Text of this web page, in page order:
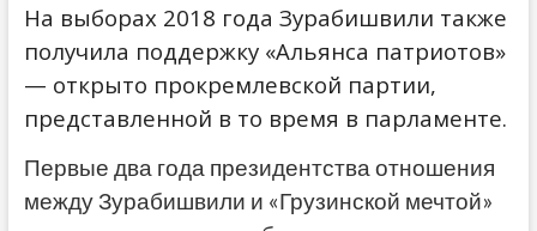
На выборах 2018 года Зурабишвили также
получила поддержку «Альянса патриотов»
— открыто прокремлевской партии,
представленной в то время в парламенте.
Первые два года президентства отношения
между Зурабишвили и «Грузинской мечтой»